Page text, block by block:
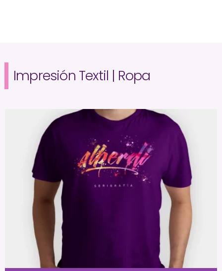
Impresión Textil | Ropa